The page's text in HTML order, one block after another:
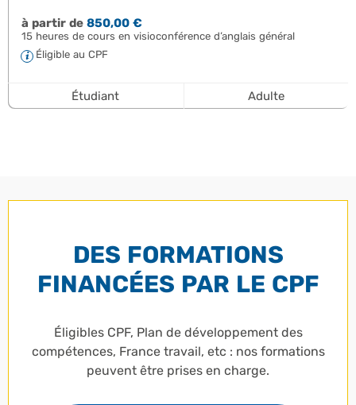
à partir de850,00 €
15 heures de cours en visioconférence d’anglais général
Éligible au CPF
Étudiant Adulte
DES FORMATIONS
FINANCÉES PAR LE CPF
Éligibles CPF, Plan de développement des
compétences, France travail, etc : nos formations
peuvent être prises en charge.